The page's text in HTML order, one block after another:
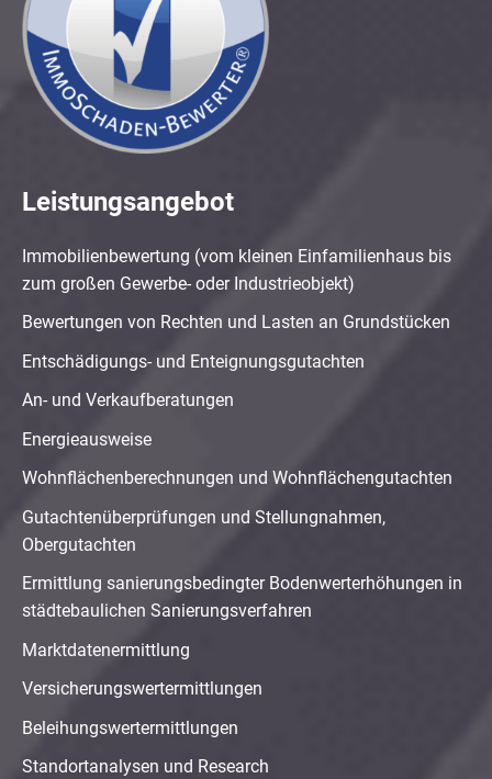
Leistungsangebot
Immobilienbewertung (vom kleinen Einfamilienhaus bis
zum großen Gewerbe- oder Industrieobjekt)
Bewertungen von Rechten und Lasten an Grundstücken
Entschädigungs- und Enteignungsgutachten
An- und Verkaufberatungen
Energieausweise
Wohnflächenberechnungen und Wohnflächengutachten
Gutachtenüberprüfungen und Stellungnahmen,
Obergutachten
Ermittlung sanierungsbedingter Bodenwerterhöhungen in
städtebaulichen Sanierungsverfahren
Marktdatenermittlung
Versicherungswertermittlungen
Beleihungswertermittlungen
Standortanalysen und Research